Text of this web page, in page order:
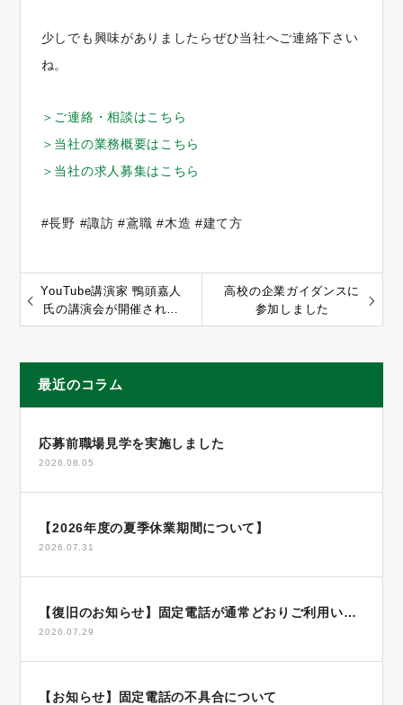
少しでも興味がありましたらぜひ当社へご連絡下さい
ね。
＞ご連絡・相談はこちら
＞当社の業務概要はこちら
＞当社の求人募集はこちら
#長野 #諏訪 #鳶職 #木造 #建て方
YouTube講演家 鴨頭嘉人
氏の講演会が開催されま
した
高校の企業ガイダンスに
参加しました
最近のコラム
応募前職場見学を実施しました
2026.08.05
【2026年度の夏季休業期間について】
2026.07.31
【復旧のお知らせ】固定電話が通常どおりご利用いた
だけます
2026.07.29
【お知らせ】固定電話の不具合について